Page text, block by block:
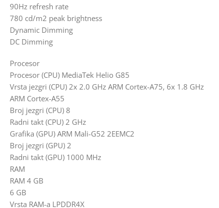
90Hz refresh rate
780 cd/m2 peak brightness
Dynamic Dimming
DC Dimming
Procesor
Procesor (CPU) MediaTek Helio G85
Vrsta jezgri (CPU) 2x 2.0 GHz ARM Cortex-A75, 6x 1.8 GHz
ARM Cortex-A55
Broj jezgri (CPU) 8
Radni takt (CPU) 2 GHz
Grafika (GPU) ARM Mali-G52 2EEMC2
Broj jezgri (GPU) 2
Radni takt (GPU) 1000 MHz
RAM
RAM 4 GB
6 GB
Vrsta RAM-a LPDDR4X